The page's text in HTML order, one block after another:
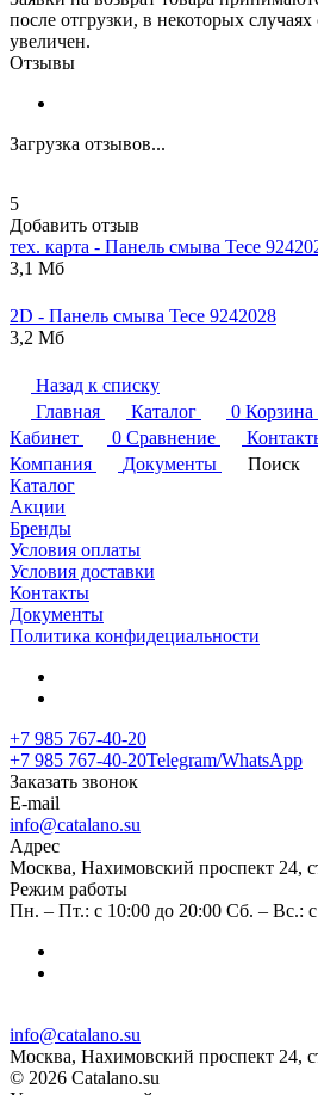
после отгрузки, в некоторых
увеличен.
Отзывы
Загрузка отзывов...
5
Добавить отзыв
тех. карта - Панель смыва Tece
3,1 Мб
2D - Панель смыва Tece 9242028
3,2 Мб
Назад к списку
Главная
Каталог 0 Корзина
Кабинет
0 Сравнение
Компания
Документы
Поиск
Каталог
Акции
Бренды
Условия оплаты
Условия доставки
Контакты
Документы
Политика конфидециальности
+7 985 767-40-20
+7 985 767-40-20Telegram/WhatsApp
Заказать звонок
E-mail
info@catalano.su
Адрес
Москва, Нахимовский проспект 24,
Режим работы
Пн. – Пт.: с 10:00 до 20:00 Сб. – Вс.:
info@catalano.su
Москва, Нахимовский проспект 24,
© 2026 Catalano.su